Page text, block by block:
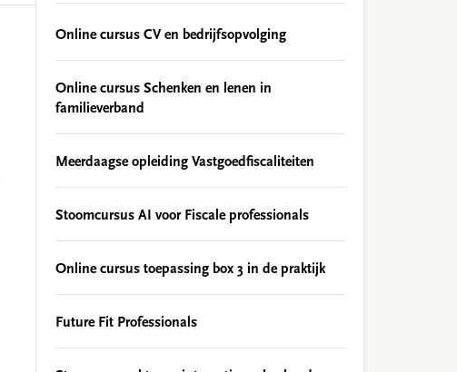
Online cursus CV en bedrijfsopvolging
Online cursus Schenken en lenen in
familieverband
Meerdaagse opleiding Vastgoedfiscaliteiten
Stoomcursus AI voor Fiscale professionals
Online cursus toepassing box 3 in de praktijk
Future Fit Professionals